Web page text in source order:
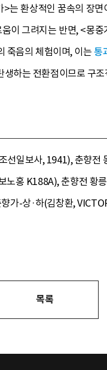
는 환상적인 꿈속의 장
이 그려지는 반면, <몽
죽음의 체험이며, 이는통
하는 전환점이므로 구
선일보사, 1941), 춘향
노홍 K188A), 춘향전
가-상·하(김창환,
목록